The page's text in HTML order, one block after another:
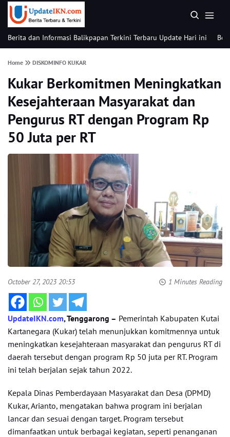
Berita dan Informasi Balikpapan Terkini Terbaru Update Hari ini
Home DISKOMINFO KUKAR
Kukar Berkomitmen Meningkatkan
Kesejahteraan Masyarakat dan
Pengurus RT dengan Program Rp
50 Juta per RT
October 27, 2023 20:53 1 Minutes Reading
UpdateIKN.com, Tenggarong – Pemerintah Kabupaten Kutai
Kartanegara (Kukar) telah menunjukkan komitmennya untuk
meningkatkan kesejahteraan masyarakat dan pengurus RT di
daerah tersebut dengan program Rp 50 juta per RT. Program
ini telah berjalan sejak tahun 2022.
Kepala Dinas Pemberdayaan Masyarakat dan Desa (DPMD)
Kukar, Arianto, mengatakan bahwa program ini berjalan
lancar dan sesuai dengan target. Program tersebut
dimanfaatkan untuk berbagai kegiatan, seperti penanganan